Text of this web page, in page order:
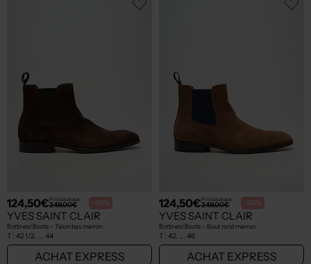
124,50€Prix boutique :
249,00€ -50%
YVES SAINT CLAIR
Bottines/Boots - Talon bas marron
T : 42 1/2, ... 44
ACHAT EXPRESS
124,50€Prix boutique :
249,00€ -50%
YVES SAINT CLAIR
Bottines/Boots - Bout rond marron
T : 42, ... 46
ACHAT EXPRESS